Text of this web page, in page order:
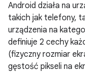
Android działa na
takich jak telefony,
urządzenia na
definiuje 2 cechy
(fizyczny rozmiar
gęstość pikseli na